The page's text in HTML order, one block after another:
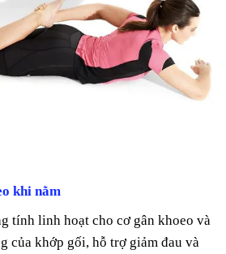
khi nằm
tính linh hoạt cho cơ gân khoeo và
của khớp gối, hỗ trợ giảm đau và